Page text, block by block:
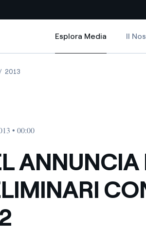
pulita da fonti rinnovabili
di valore grazie al
fornitori
Siti
Esplora Media
Esplora Media
Il
2012
I DATI PRELIMINARI CONSOLIDATI 2012
ANNUNCIA I DATI PRELIMINARI CONSOLIDATI
2013
• 00:00
ANNUNCIA